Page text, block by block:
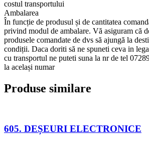
costul transportului
Ambalarea
În funcție de produsul și de cantitatea
privind modul de ambalare. Vă asiguram că
produsele comandate de dvs să ajungă la
condiții. Daca doriti să ne spuneti ceva in
cu transportul ne puteti suna la nr de tel
la același numar
Produse similare
605. DEȘEURI ELECTRONICE